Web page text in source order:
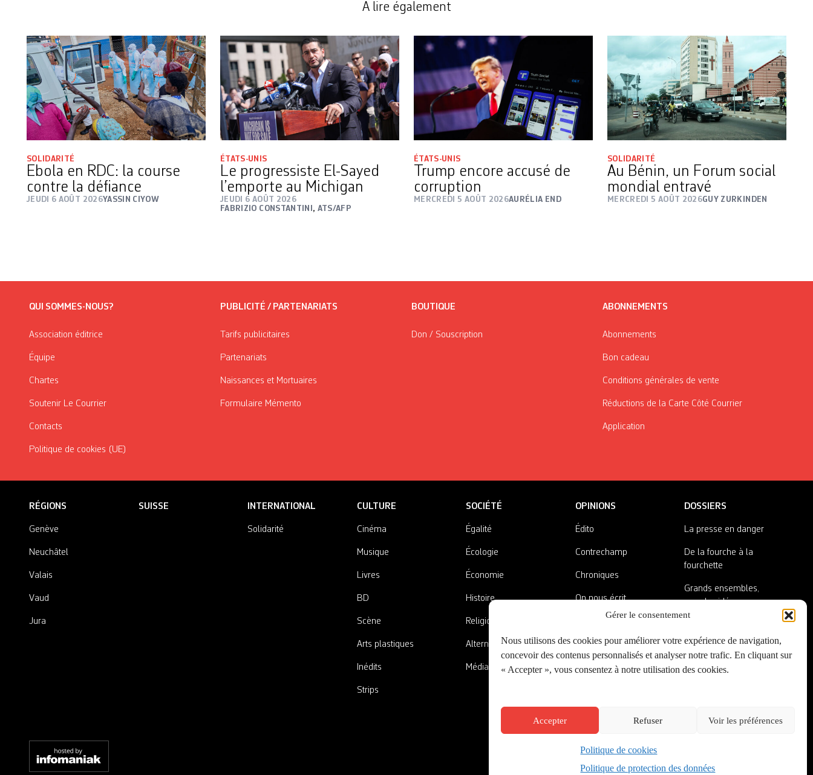
Gérer le consentement
Nous utilisons des cookies pour améliorer votre expérience de navigation,
concevoir des contenus personnalisés et analyser notre trafic. En cliquant sur
« Accepter », vous consentez à notre utilisation des cookies.
Accepter Refuser Voir les préférences
Politique de cookies
Politique de protection des données
A lire également
SOLIDARITÉ
Ebola en RDC: la course
contre la défiance
JEUDI 6 AOÛT 2026YASSIN CIYOW
ÉTATS-UNIS
Le progressiste El-Sayed
l’emporte au Michigan
JEUDI 6 AOÛT 2026
FABRIZIO CONSTANTINI , ATS/AFP
ÉTATS-UNIS
Trump encore accusé de
corruption
MERCREDI 5 AOÛT 2026AURÉLIA END
SOLIDARITÉ
Au Bénin, un Forum social
mondial entravé
MERCREDI 5 AOÛT 2026GUY ZURKINDEN
QUI SOMMES-NOUS?
Association éditrice
Équipe
Chartes
Soutenir Le Courrier
Contacts
Politique de cookies (UE)
PUBLICITÉ / PARTENARIATS
Tarifs publicitaires
Partenariats
Naissances et Mortuaires
Formulaire Mémento
BOUTIQUE
Don / Souscription
ABONNEMENTS
Abonnements
Bon cadeau
Conditions générales de vente
Réductions de la Carte Côté Courrier
Application
RÉGIONS
Genève
Neuchâtel
Valais
Vaud
Jura
SUISSE INTERNATIONAL
Solidarité
CULTURE
Cinéma
Musique
Livres
BD
Scène
Arts plastiques
Inédits
Strips
SOCIÉTÉ
Égalité
Écologie
Économie
Histoire
Religions
Alternatives
Médias
OPINIONS
Édito
Contrechamp
Chroniques
On nous écrit
A côté de la plaque
DOSSIERS
La presse en danger
De la fourche à la
fourchette
Grands ensembles,
grandes idées
Créé par